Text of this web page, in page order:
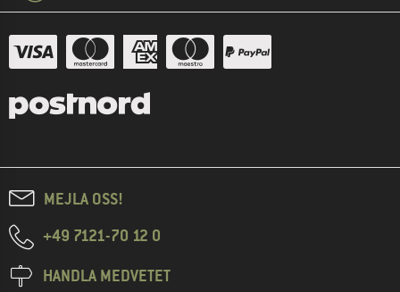
MEJLA OSS!
+49 7121-70 12 0
HANDLA MEDVETET